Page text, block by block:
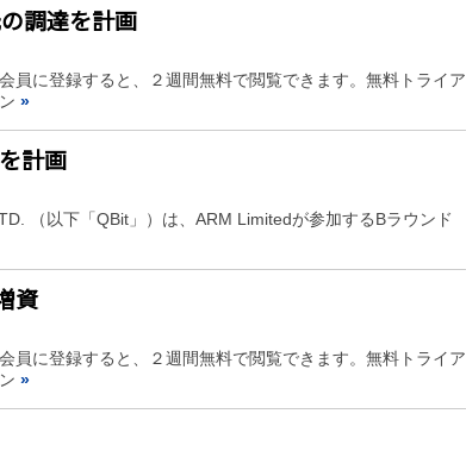
調達を計画
員に登録すると、２週間無料で閲覧できます。無料トライア
»
計画
（以下「QBit」）は、ARM Limitedが参加するBラウンド
資
員に登録すると、２週間無料で閲覧できます。無料トライア
»